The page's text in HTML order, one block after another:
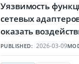
Уязвимость
сетевых
оказать
PUBLISHED: 2026-03-09